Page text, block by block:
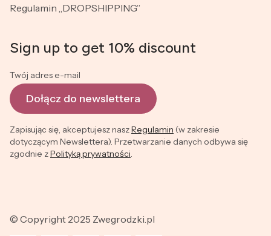
Regulamin „DROPSHIPPING”
Sign up to get 10% discount
Twój adres e-mail
Dołącz do newslettera
Zapisując się, akceptujesz naszRegulamin (w zakresie
dotyczącym Newslettera). Przetwarzanie danych odbywa się
zgodnie zPolityką prywatności.
© Copyright 2025 Zwegrodzki.pl